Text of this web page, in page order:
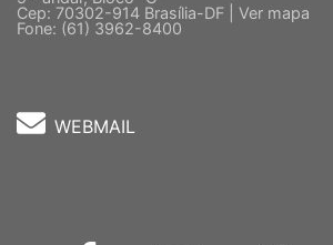
Cep: 70302-914 Brasília-DF | Ver mapa
Fone: (61) 3962-8400
WEBMAIL